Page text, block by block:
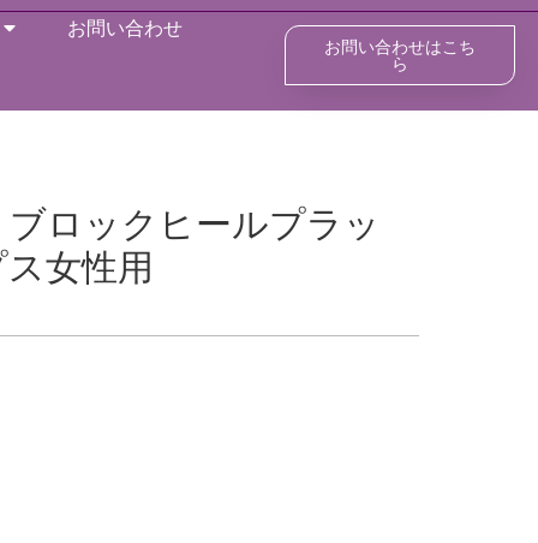
お問い合わせ
お問い合わせはこち
ら
ロックヒールプラッ
女性用